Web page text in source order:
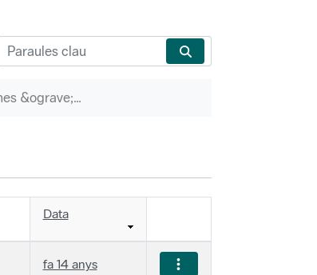
P&agrave;gines &ograve;rfenes
Data
fa 14 anys